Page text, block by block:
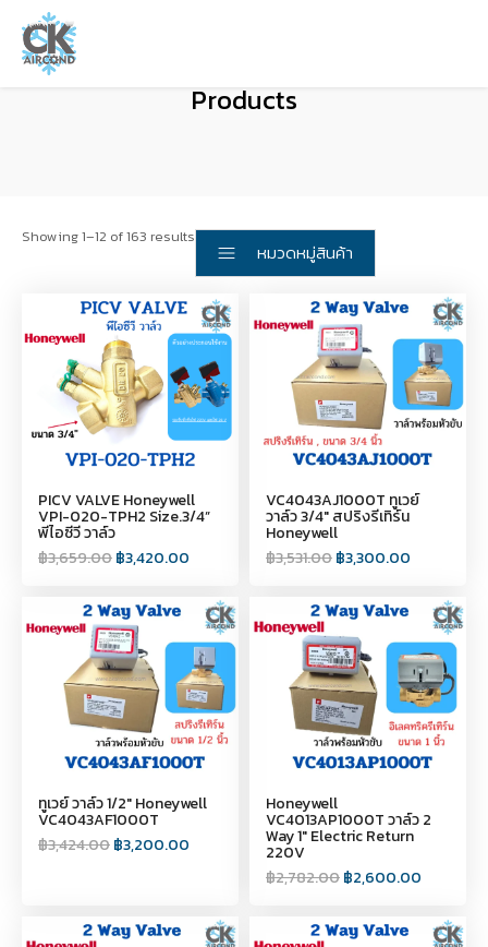
Products
Showing 1–12 of 163 results
หมวดหมู่สินค้า
PICV VALVE Honeywell
VPI-020-TPH2 Size.3/4”
พีไอซีวี วาล์ว
฿3,659.00฿3,420.00
VC4043AJ1000T ทูเวย์
วาล์ว 3/4" สปริงรีเทิร์น
Honeywell
฿3,531.00฿3,300.00
ทูเวย์ วาล์ว 1/2" Honeywell
VC4043AF1000T
฿3,424.00฿3,200.00
Honeywell
VC4013AP1000T วาล์ว 2
Way 1" Electric Return
220V
฿2,782.00฿2,600.00